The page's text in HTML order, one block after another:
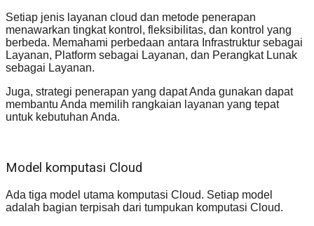
Setiap jenis layanan cloud dan metode penerapan
menawarkan tingkat kontrol, fleksibilitas, dan kontrol yang
berbeda. Memahami perbedaan antara Infrastruktur sebagai
Layanan, Platform sebagai Layanan, dan Perangkat Lunak
sebagai Layanan.
Juga, strategi penerapan yang dapat Anda gunakan dapat
membantu Anda memilih rangkaian layanan yang tepat
untuk kebutuhan Anda.
Model komputasi Cloud
Ada tiga model utama komputasi Cloud. Setiap model
adalah bagian terpisah dari tumpukan komputasi Cloud.